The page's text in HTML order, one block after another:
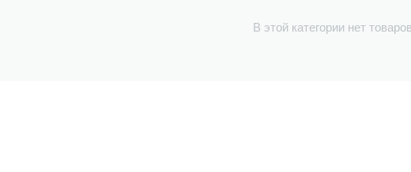
В этой категории нет товаров